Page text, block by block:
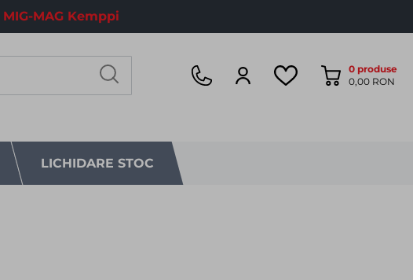
MIG-MAG Kemppi
0produse
0,00 RON
LICHIDARE STOC